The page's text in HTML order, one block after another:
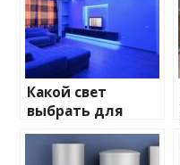
Какой свет
выбрать для
домашнего
освещения